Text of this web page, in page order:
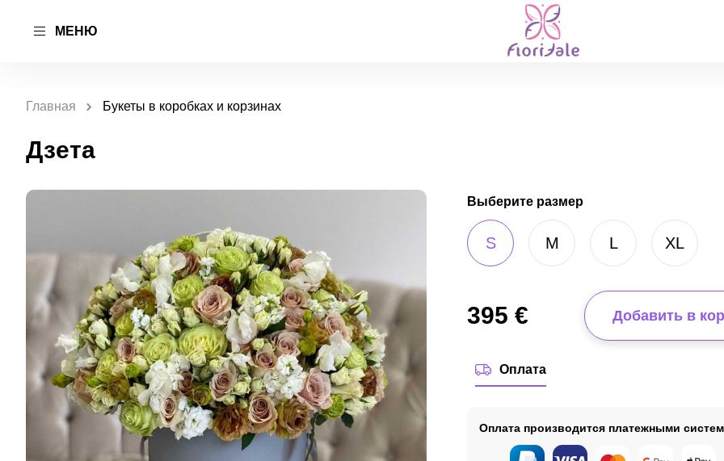
МЕНЮ
Главная Букеты в коробках и корзинах
Дзета
Выберите размер
S M L XL
395 € Добавить в
Оплата
Оплата производится платежными